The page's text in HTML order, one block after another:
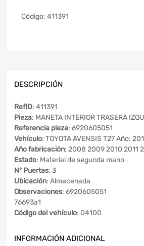
Código: 411391
DESCRIPCIÓN
RefID: 411391
Pieza: MANETA INTERIOR TRASERA
Referencia pieza: 6920605051
Vehículo: TOYOTA AVENSIS T27 Año:
Año fabricación: 2008 2009 2010 2011
Estado: Material de segunda mano
Nº Puertas: 3
Ubicación: Almacenada
Observaciones: 6920605051
76693a1
Código del vehículo: 04100
INFORMACIÓN ADICIONAL